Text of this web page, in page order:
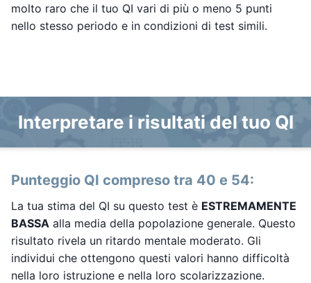
molto raro che il tuo QI vari di più o meno 5 punti
nello stesso periodo e in condizioni di test simili.
Interpretare i risultati del tuo QI
Punteggio QI compreso tra 40 e 54:
La tua stima del QI su questo test è ESTREMAMENTE
BASSA alla media della popolazione generale. Questo
risultato rivela un ritardo mentale moderato. Gli
individui che ottengono questi valori hanno difficoltà
nella loro istruzione e nella loro scolarizzazione.